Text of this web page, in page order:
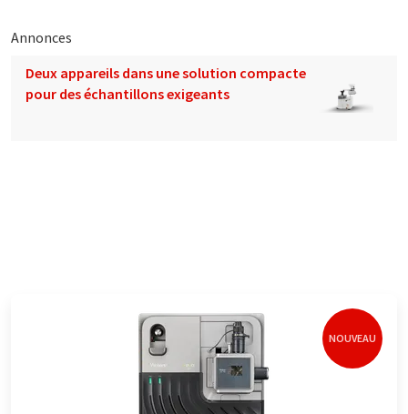
Annonces
Deux appareils dans une solution compacte
pour des échantillons exigeants
NOUVEAU